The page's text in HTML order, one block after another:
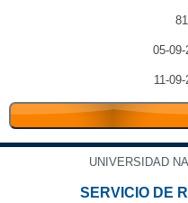
05-
11-
UNIVERSIDAD
SERVICIO DE